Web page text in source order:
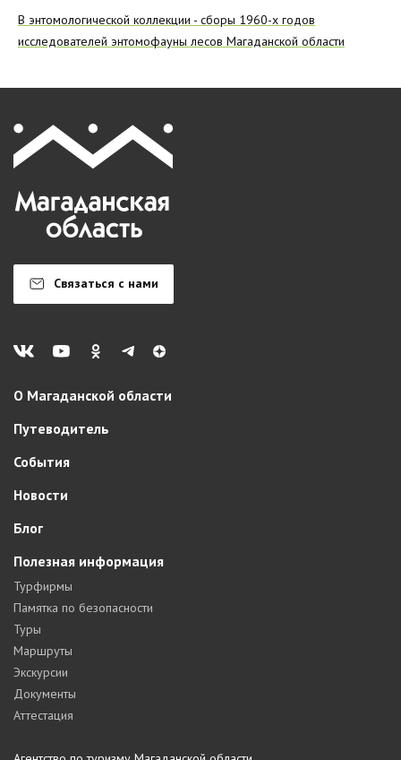
В энтомологической коллекции - сборы 1960-х годов
исследователей энтомофауны лесов Магаданской области
Связаться с нами
О Магаданской области
Путеводитель
События
Новости
Блог
Полезная информация
Турфирмы
Памятка по безопасности
Туры
Маршруты
Экскурсии
Документы
Аттестация